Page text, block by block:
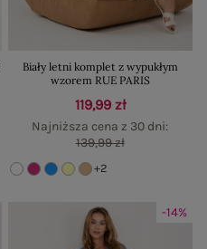
Biały letni komplet z wypukłym
wzorem RUE PARIS
119,99 zł
Najniższa cena z 30 dni:
139,99 zł
+2
-14%